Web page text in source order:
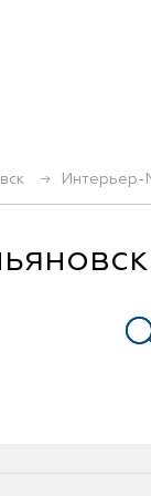
Интерьер-